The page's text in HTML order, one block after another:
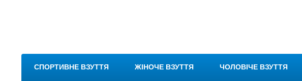
СПОРТИВНЕ ВЗУТТЯ ЖІНОЧЕ ВЗУТТЯ ЧОЛОВІЧЕ ВЗУТТЯ